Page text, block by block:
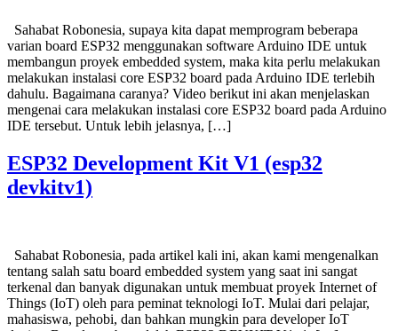
Sahabat Robonesia, supaya kita dapat memprogram beberapa
varian board ESP32 menggunakan software Arduino IDE untuk
membangun proyek embedded system, maka kita perlu melakukan
melakukan instalasi core ESP32 board pada Arduino IDE terlebih
dahulu. Bagaimana caranya? Video berikut ini akan menjelaskan
mengenai cara melakukan instalasi core ESP32 board pada Arduino
IDE tersebut. Untuk lebih jelasnya, […]
ESP32 Development Kit V1 (esp32
devkitv1)
Sahabat Robonesia, pada artikel kali ini, akan kami mengenalkan
tentang salah satu board embedded system yang saat ini sangat
terkenal dan banyak digunakan untuk membuat proyek Internet of
Things (IoT) oleh para peminat teknologi IoT. Mulai dari pelajar,
mahasiswa, pehobi, dan bahkan mungkin para developer IoT